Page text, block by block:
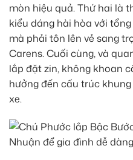
mòn hiệu quả. Thứ hai là
kiểu dáng hài hòa với
mà phải tôn lên vẻ sang
Carens. Cuối cùng, và
lắp đặt zin, không khoan
hưởng đến cấu trúc
xe.